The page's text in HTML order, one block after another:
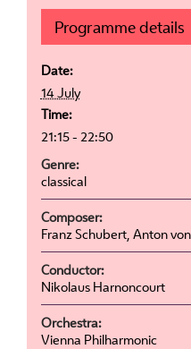
Programme details
Date:
14 July
Time:
21:15 - 22:50
Genre:
classical
Composer:
Franz Schubert, Anton
Conductor:
Nikolaus Harnoncourt
Orchestra:
Vienna Philharmonic